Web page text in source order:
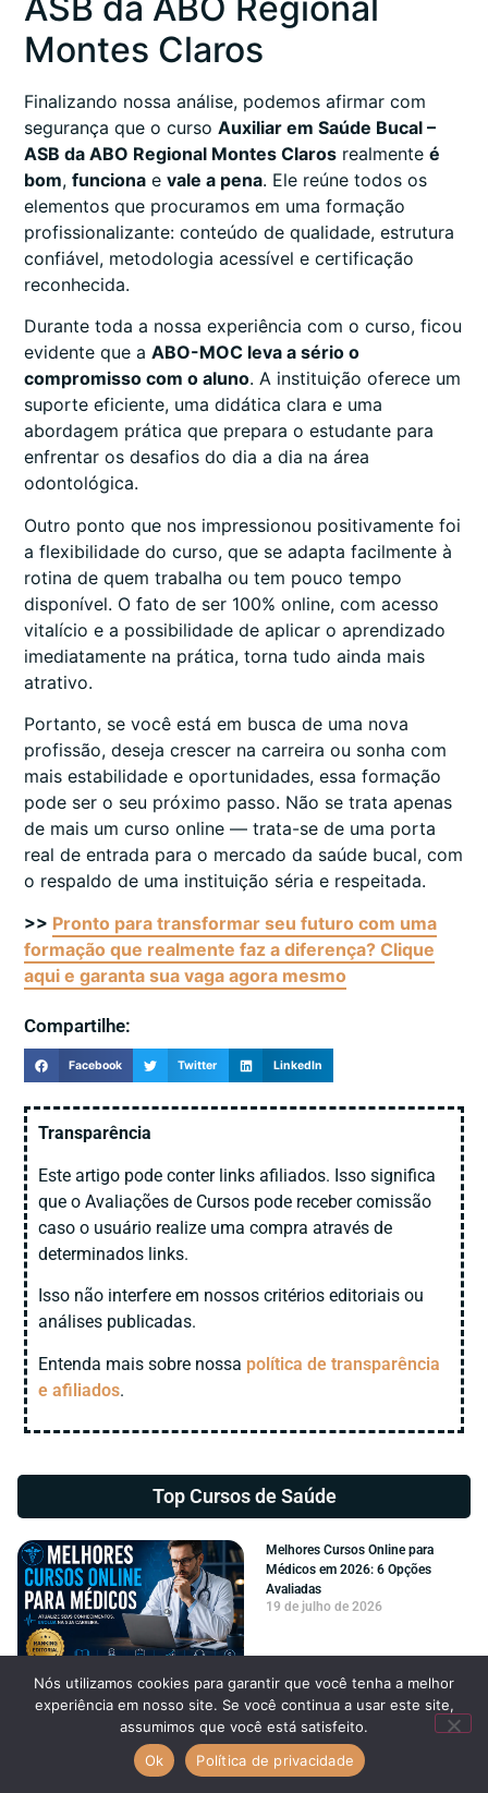
Montes Claros
Finalizando nossa análise, podemos afirmar com
segurança que o curso Auxiliar em Saúde Bucal –
ASB da ABO Regional Montes Claros realmente é
bom, funciona e vale a pena. Ele reúne todos os
elementos que procuramos em uma formação
profissionalizante: conteúdo de qualidade, estrutura
confiável, metodologia acessível e certificação
reconhecida.
Durante toda a nossa experiência com o curso, ficou
evidente que a ABO-MOC leva a sério o
compromisso com o aluno. A instituição oferece um
suporte eficiente, uma didática clara e uma
abordagem prática que prepara o estudante para
enfrentar os desafios do dia a dia na área
odontológica.
Outro ponto que nos impressionou positivamente foi
a flexibilidade do curso, que se adapta facilmente à
rotina de quem trabalha ou tem pouco tempo
disponível. O fato de ser 100% online, com acesso
vitalício e a possibilidade de aplicar o aprendizado
imediatamente na prática, torna tudo ainda mais
atrativo.
Portanto, se você está em busca de uma nova
profissão, deseja crescer na carreira ou sonha com
mais estabilidade e oportunidades, essa formação
pode ser o seu próximo passo. Não se trata apenas
de mais um curso online — trata-se de uma porta
real de entrada para o mercado da saúde bucal, com
o respaldo de uma instituição séria e respeitada.
>> Pronto para transformar seu futuro com uma
formação que realmente faz a diferença? Clique
aqui e garanta sua vaga agora mesmo
Compartilhe:
Facebook Twitter LinkedIn
Transparência
Este artigo pode conter links afiliados. Isso significa
que o Avaliações de Cursos pode receber comissão
caso o usuário realize uma compra através de
determinados links.
Isso não interfere em nossos critérios editoriais ou
análises publicadas.
Entenda mais sobre nossa política de transparência
e afiliados.
Top Cursos deSaúde
Melhores Cursos Online para
Médicos em 2026: 6 Opções
Avaliadas
19 de julho de 2026
Melhores Cursos Online de
Odontologia em 2026: 6 Opções
Avaliadas
18 de julho de 2026
Nós utilizamos cookies para garantir que você tenha a melhor
experiência em nosso site. Se você continua a usar este site,
assumimos que você está satisfeito.
Ok
Política de privacidade